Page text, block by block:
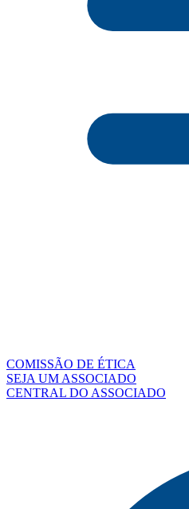
COMISSÃO DE ÉTICA
SEJA UM ASSOCIADO
CENTRAL DO ASSOCIADO